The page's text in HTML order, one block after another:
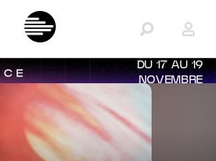
DU 17 AU 19
NOVEMBRE